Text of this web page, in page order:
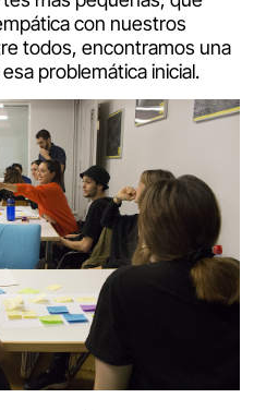
con nuestros
todos, encontramos una
esa problemática inicial.